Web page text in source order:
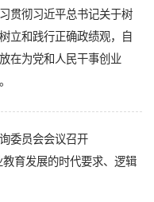
贯彻习近平总书记关于树
立和践行正确政绩观，自
在为党和人民干事创业
委员会会议召开
育发展的时代要求、逻辑